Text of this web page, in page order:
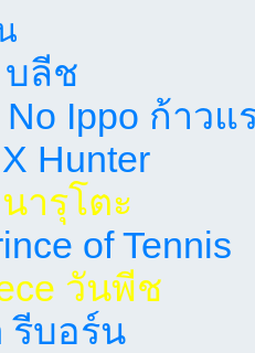
บลีช
Ippo ก้าวแ
Hunter
ารุโตะ
of Tennis
วันพีช
รีบอร์น